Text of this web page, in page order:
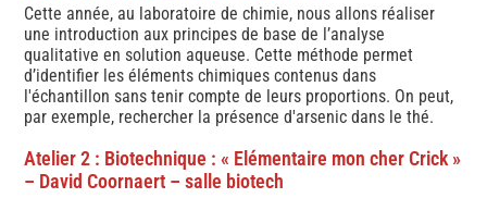
Cette année, au laboratoire de chimie, nous allons réaliser
une introduction aux principes de base de l’analyse
qualitative en solution aqueuse. Cette méthode permet
d’identifier les éléments chimiques contenus dans
l'échantillon sans tenir compte de leurs proportions. On peut,
par exemple, rechercher la présence d'arsenic dans le thé.
Atelier 2 : Biotechnique : « Elémentaire mon cher Crick »
– David Coornaert – salle biotech